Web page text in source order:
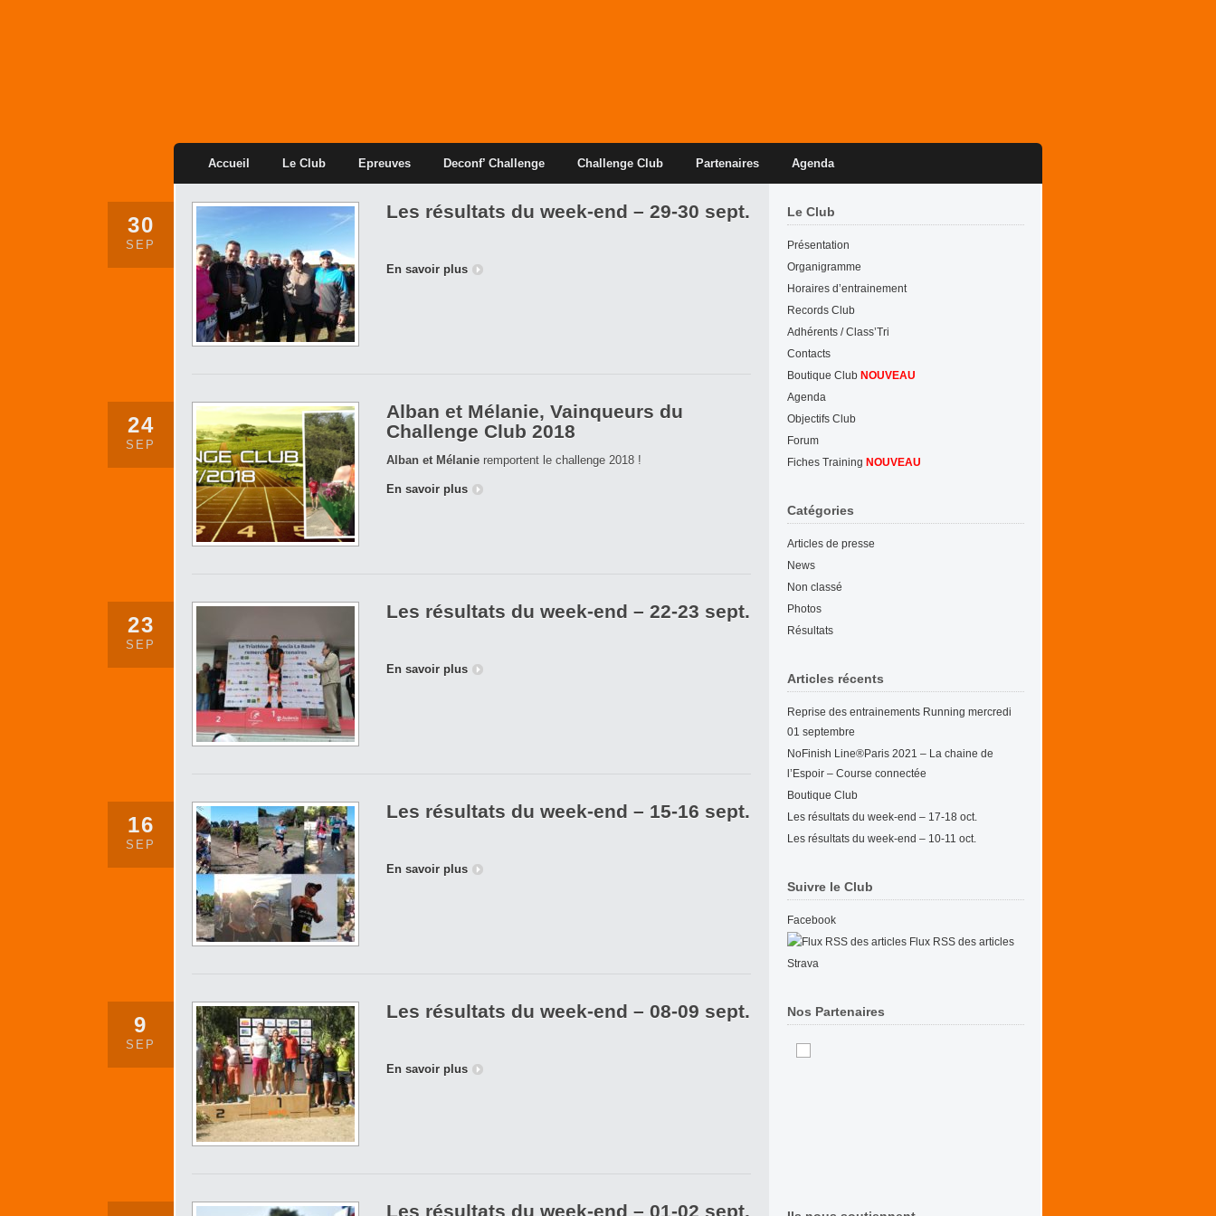
Accueil Le Club Epreuves Deconf’ Challenge Challenge Club Partenaires Agenda
30
SEP
Les résultats du week-end – 29-30 sept.
En savoir plus
24
SEP
Alban et Mélanie, Vainqueurs du
Challenge Club 2018
Alban et Mélanie remportent le challenge 2018 !
En savoir plus
23
SEP
Les résultats du week-end – 22-23 sept.
En savoir plus
16
SEP
Les résultats du week-end – 15-16 sept.
En savoir plus
9
SEP
Les résultats du week-end – 08-09 sept.
En savoir plus
Les résultats du week-end – 01-02 sept.
Le Club
Présentation
Organigramme
Horaires d’entrainement
Records Club
Adhérents / Class’Tri
Contacts
Boutique Club NOUVEAU
Agenda
Objectifs Club
Forum
Fiches Training NOUVEAU
Catégories
Articles de presse
News
Non classé
Photos
Résultats
Articles récents
Reprise des entrainements Running mercredi
01 septembre
NoFinish Line®Paris 2021 – La chaine de
l’Espoir – Course connectée
Boutique Club
Les résultats du week-end – 17-18 oct.
Les résultats du week-end – 10-11 oct.
Suivre le Club
Facebook
Flux RSS des articles
Strava
Nos Partenaires